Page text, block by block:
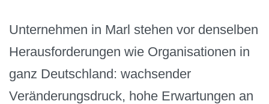
Unternehmen in Marl stehen vor denselben
Herausforderungen wie Organisationen in
ganz Deutschland: wachsender
Veränderungsdruck, hohe Erwartungen an